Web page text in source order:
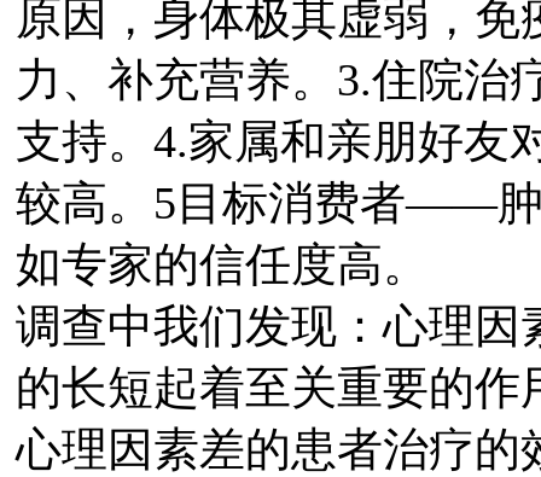
原因，身体极其虚弱，
力、补充营养。3.住院治
支持。4.家属和亲朋好友
较高。5目标消费者——
如专家的信任度高。
调查中我们发现：心理
的长短起着至关重要的
心理因素差的患者治疗